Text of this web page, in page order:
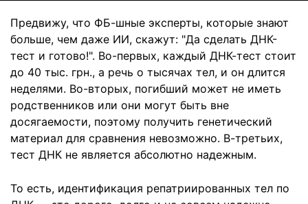
Предвижу, что ФБ-шные эксперты, которые знают
больше, чем даже ИИ, скажут: "Да сделать ДНК-
тест и готово!". Во-первых, каждый ДНК-тест стоит
до 40 тыс. грн., а речь о тысячах тел, и он длится
неделями. Во-вторых, погибший может не иметь
родственников или они могут быть вне
досягаемости, поэтому получить генетический
материал для сравнения невозможно. В-третьих,
тест ДНК не является абсолютно надежным.
То есть, идентификация репатриированных тел по